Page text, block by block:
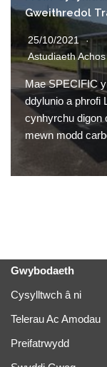
Gweithredol
25/10/2021
Astudiaeth
Mae SPECIFIC
ddylunio a phrofi
cynhyrchu digon
mewn modd
Gwybodaeth
Cysylltwch â ni
Telerau Ac Amodau
Preifatrwydd